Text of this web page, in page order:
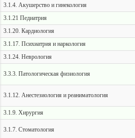
3.1.4. Акушерство и гинекология
3.1.21 Педиатрия
3.1.20. Кардиология
3.1.17. Психиатрия и наркология
3.1.24. Неврология
3.3.3. Патологическая физиология
3.1.12. Анестезиология и реаниматология
3.1.9. Хирургия
3.1.7. Стоматология